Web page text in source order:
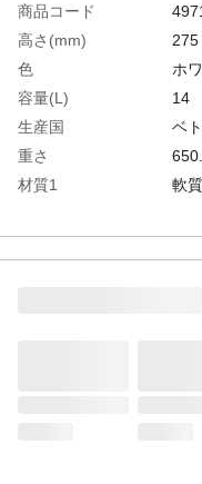
商品コード
高さ(mm)
275
色
ホ
容量(L)
14
生産国
ベ
重さ
材質1
軟